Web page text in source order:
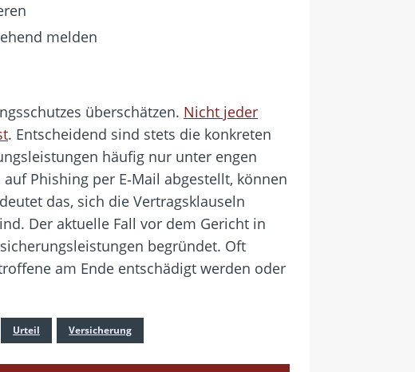
melden
überschätzen. Nicht jeder
. Entscheidend sind stets die konkreten
häufig nur unter engen
Phishing per E‑Mail abgestellt, können
das, sich die Vertragsklauseln
Der aktuelle Fall vor dem Gericht in
begründet. Oft
am Ende entschädigt werden oder
Urteil Versicherung